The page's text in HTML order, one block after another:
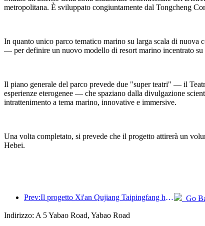
metropolitana. È sviluppato congiuntamente dal Tongcheng
In quanto unico parco tematico marino su larga scala di
— per definire un nuovo modello di resort marino incentrato
Il piano generale del parco prevede due "super teatri" — il
esperienze eterogenee — che spaziano dalla divulgazione
intrattenimento a tema marino, innovative e immersive.
Una volta completato, si prevede che il progetto attirerà un
Hebei.
Prev:Il progetto Xi'an Qujiang Taipingfang ha ufficialmente preso il via, con un'area edificabile totale di 137.000 metri quadrati.
Go
Indirizzo: A 5 Yabao Road, Yabao Road